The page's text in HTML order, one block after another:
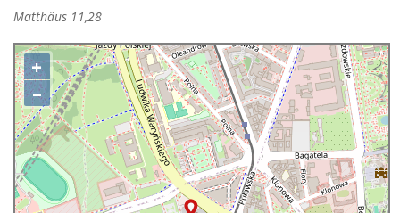
Matthäus 11,28
+
–